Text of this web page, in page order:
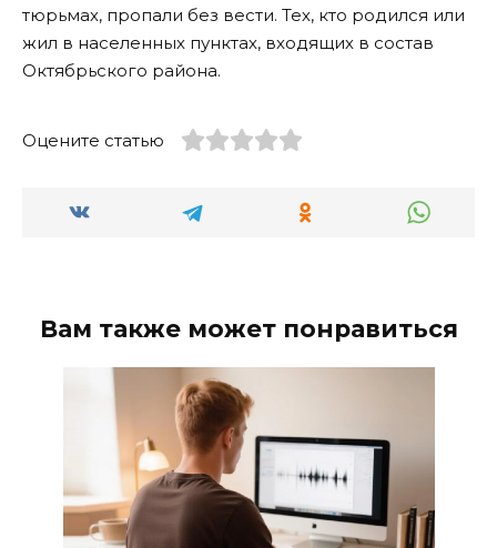
тюрьмах, пропали без вести. Тех, кто родился или
жил в населенных пунктах, входящих в состав
Октябрьского района.
Оцените статью
Вам также может понравиться